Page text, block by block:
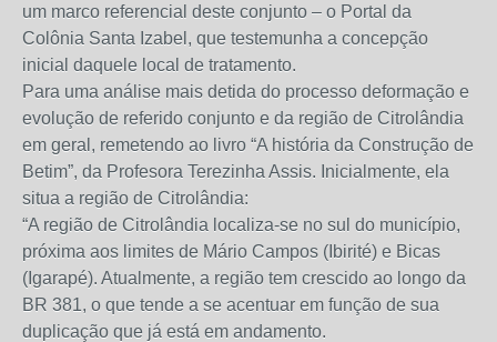
um marco referencial deste conjunto – o Portal da
Colônia Santa Izabel, que testemunha a concepção
inicial daquele local de tratamento.
Para uma análise mais detida do processo deformação e
evolução de referido conjunto e da região de Citrolândia
em geral, remetendo ao livro “A história da Construção de
Betim”, da Profesora Terezinha Assis. Inicialmente, ela
situa a região de Citrolândia:
“A região de Citrolândia localiza-se no sul do município,
próxima aos limites de Mário Campos (Ibirité) e Bicas
(Igarapé). Atualmente, a região tem crescido ao longo da
BR 381, o que tende a se acentuar em função de sua
duplicação que já está em andamento.